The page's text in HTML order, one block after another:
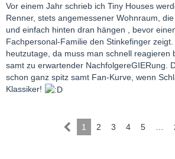
Life is Short - enjoy it!
Vor einem Jahr schrieb ich Tiny Houses
Renner, stets angemessener Wohnraum,
und einfach hinten dran hängen , bevor
Fachpersonal-Familie den Stinkefinger
heutzutage, da muss man schnell reagieren
samt zu erwartender NachfolgereGIERung.
schon ganz spitz samt Fan-Kurve, wenn
Klassiker!
1 2 3 4 5